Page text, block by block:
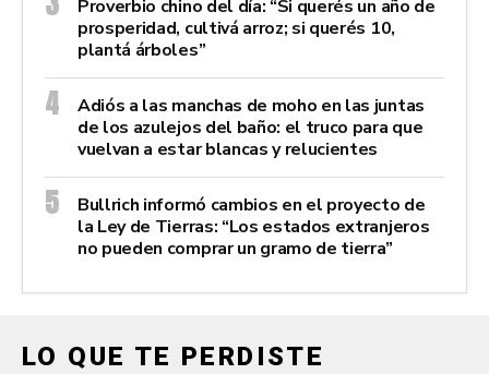
Proverbio chino del día: “Si querés un año de
prosperidad, cultivá arroz; si querés 10,
plantá árboles”
Adiós a las manchas de moho en las juntas
de los azulejos del baño: el truco para que
vuelvan a estar blancas y relucientes
Bullrich informó cambios en el proyecto de
la Ley de Tierras: “Los estados extranjeros
no pueden comprar un gramo de tierra”
LO QUE TE PERDISTE